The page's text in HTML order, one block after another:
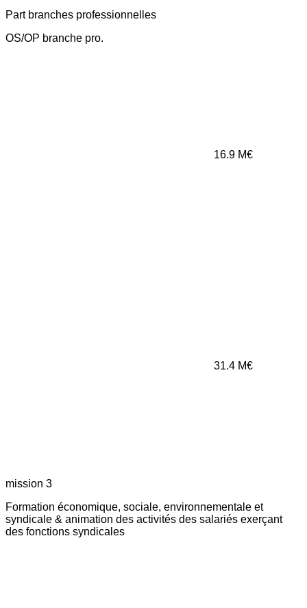
Part branches professionnelles
OS/OP branche pro.
16.9 M€
31.4 M€
mission 3
Formation économique, sociale, environnementale et
syndicale & animation des activités des salariés exerçant
des fonctions syndicales